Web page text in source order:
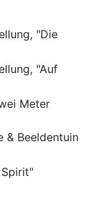
"Die
"Auf
Meter
& Beeldentuin